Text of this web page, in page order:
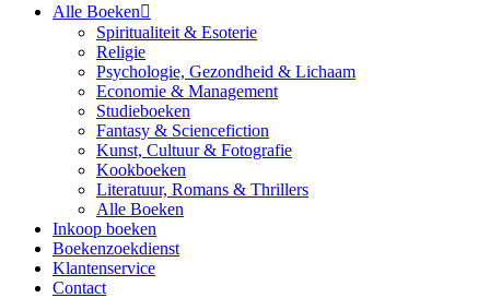
Alle Boeken
Spiritualiteit & Esoterie
Religie
Psychologie, Gezondheid & Lichaam
Economie & Management
Studieboeken
Fantasy & Sciencefiction
Kunst, Cultuur & Fotografie
Kookboeken
Literatuur, Romans & Thrillers
Alle Boeken
Inkoop boeken
Boekenzoekdienst
Klantenservice
Contact